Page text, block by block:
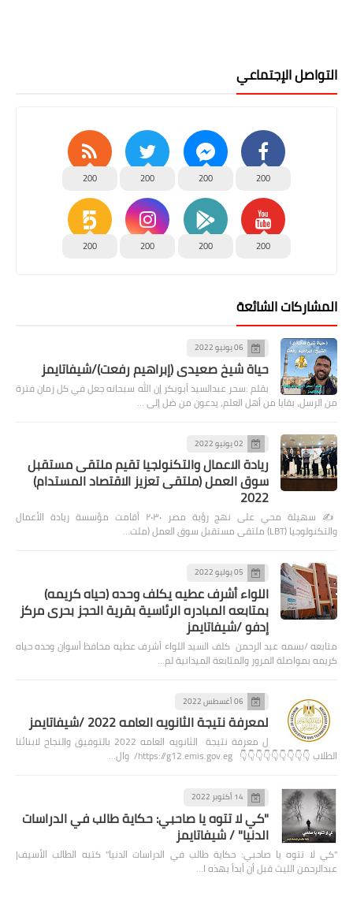
التواصل الإجتماعي
200
200
200
200
200
200
200
200
المشاركات الشائعة
06 يونيو 2022
حياة شيخ صعيدى (إبراهيم رفعت)/شيفاتايمز
بقلم :سحر عبدالسيد أبوبكر إن الله سبحانه جعل في كل زمان فترة
من الرسل، بقايا من أهل العلم، يدعون من ضل إلى …
02 يونيو 2022
ريادة الاعمال والتكنولجيا تقيم ملتقى مستقبل
سوق العمل (ملتقى تعزيز الاقتصاد المستدام)
2022
✍️ سهيلة محي على نهج رؤية مصر ٢٠٣٠ أقامت مؤسسة ريادة الأعمال
والتكنولوجيا (LBT) ملتقى مستقبل سوق العمل (ملت…
05 يوليو 2022
اللواء أشرف عطيه يكلف وحده (حياه كريمه)
بمتابعه المبادره الرئاسية بقرية الحجز بحرى مركز
إدفو /شيفاتايمز
متابعه /بسمه عبد الرحمن كلف السيد اللواء أشرف عطيه محافظ أسوان وحده حياه
كريمه بمواصلة المرور والمتابعة الميدانية لم…
06 أغسطس 2022
لمعرفة نتيجة الثانويه العامه 2022 /شيفاتايمز
ل معرفة نتيجة الثانويه العامه 2022 بالتوفيق والنجاح لابنائنا
الطلاب 👇👇👇👇👇👇👇👇👇 https://g12.emis.gov.eg/ وال…
14 أكتوبر 2022
"كي لا تتوه يا صاحبي: حكاية طالب في الدراسات
الدنيا" / شيفاتايمز
"كي لا تتوه يا صاحبي: حكاية طالب في الدراسات الدنيا" كتبه الطالب الأسيف|
عبدالرحمن الليث قبل أن أبدأ بهذه ا…